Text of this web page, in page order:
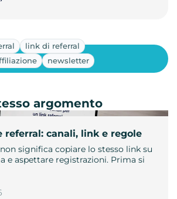
link di referral
newsletter
referral: canali, link e regole
significa copiare lo stesso link su
e aspettare registrazioni. Prima si
Mostra altri
argomento